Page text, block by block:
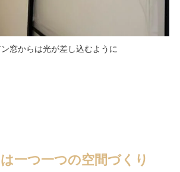
窓からは光が差し込むように
一つ一つの空間づくり